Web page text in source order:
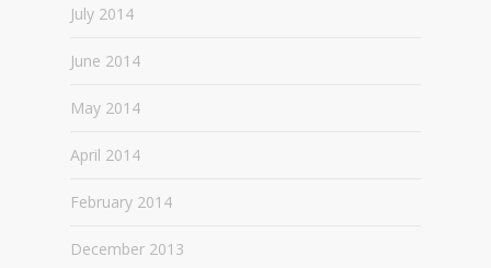
July 2014
June 2014
May 2014
April 2014
February 2014
December 2013